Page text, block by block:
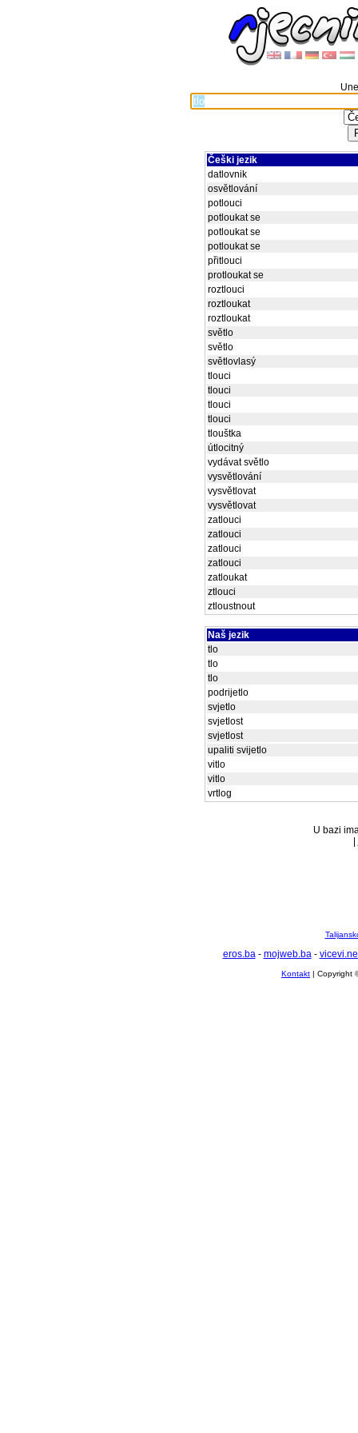
Češki jezik
datlovnik
osvětlování
potlouci
potloukat se
potloukat se
potloukat se
přitlouci
protloukat se
roztlouci
roztloukat
roztloukat
světlo
světlo
světlovlasý
tlouci
tlouci
tlouci
tlouci
tlouštka
útlocitný
vydávat světlo
vysvětlování
vysvětlovat
vysvětlovat
zatlouci
zatlouci
zatlouci
zatlouci
zatloukat
ztlouci
ztloustnout
Naš jezik
tlo
tlo
tlo
podrijetlo
svjetlo
svjetlost
svjetlost
upaliti svijetlo
vitlo
vitlo
vrtlog
U bazi
eros.ba- mojweb.ba-
Kontakt | Copyright